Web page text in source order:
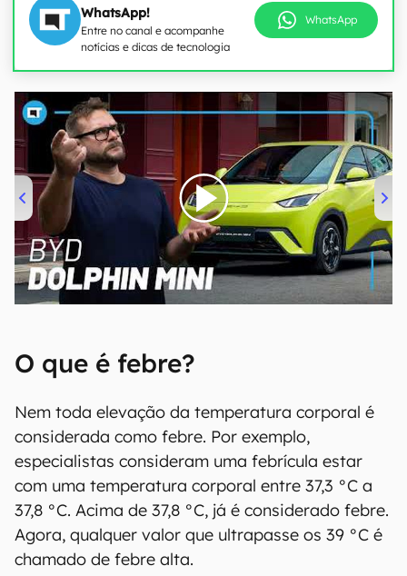
WhatsApp!
Entre no canal e acompanhe
notícias e dicas de tecnologia
WhatsApp
00:00/04:07
O que é febre?
Nem toda elevação da temperatura corporal é
considerada como febre. Por exemplo,
especialistas consideram uma febrícula estar
com uma temperatura corporal entre 37,3 °C a
37,8 °C. Acima de 37,8 °C, já é considerado febre.
Agora, qualquer valor que ultrapasse os 39 °C é
chamado de febre alta.